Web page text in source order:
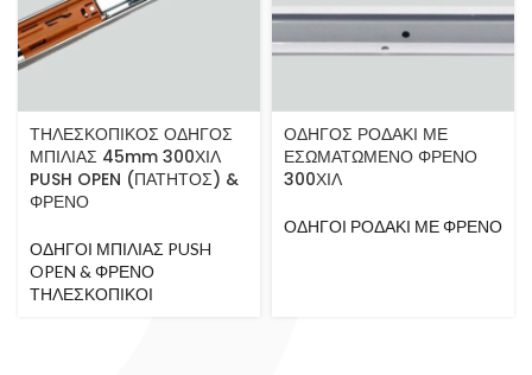
ΤΗΛΕΣΚΟΠΙΚΟΣ ΟΔΗΓΟΣ
ΜΠΙΛΙΑΣ 45mm 300ΧΙΛ
PUSH OPEN (ΠΑΤΗΤΟΣ) &
ΦΡΕΝΟ
ΟΔΗΓΟΙ ΜΠΙΛΙΑΣ PUSH
OPEN & ΦΡΕΝΟ
ΤΗΛΕΣΚΟΠΙΚΟΙ
ΟΔΗΓΟΣ ΡΟΔΑΚΙ ΜΕ
ΕΣΩΜΑΤΩΜΕΝΟ ΦΡΕΝΟ
300ΧΙΛ
ΟΔΗΓΟΙ ΡΟΔΑΚΙ ΜΕ ΦΡΕΝΟ